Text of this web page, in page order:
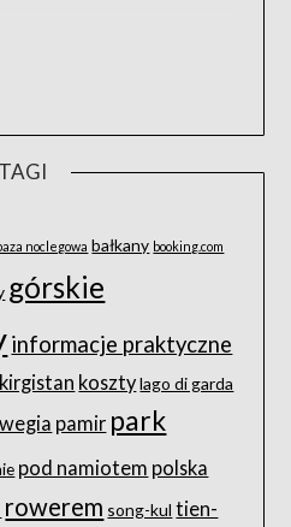
TAGI
noclegowa bałkany booking.com
górskie
informacje praktyczne
kirgistan koszty lago di garda
pamir park
pod namiotem polska
rowerem song-kul tien-